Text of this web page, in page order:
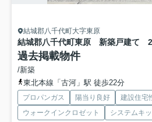
結城郡八千代町大字東原
結城郡八千代町東原 新築戸建て
過去掲載物件
/新築
東北本線「古河」駅 徒歩22分
プロパンガス 陽当り良好 建設住宅
ウォークインクロゼット
システムキ